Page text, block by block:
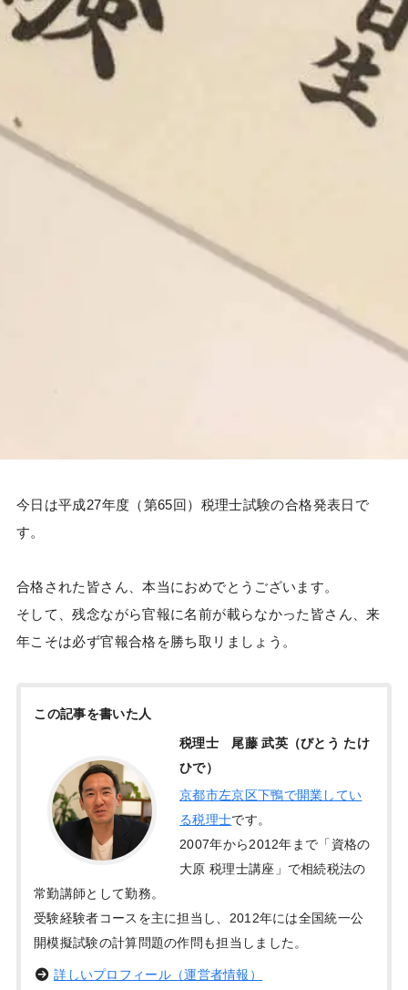
今日は平成27年度（第65回）税理士試験の合格発表日で
す。
合格された皆さん、本当におめでとうございます。
そして、残念ながら官報に名前が載らなかった皆さん、来
年こそは必ず官報合格を勝ち取リましょう。
この記事を書いた人
税理士 尾藤 武英（びとう たけ
ひで）
京都市左京区下鴨で開業してい
る税理士です。
2007年から2012年まで「資格の
大原 税理士講座」で相続税法の
常勤講師として勤務。
受験経験者コースを主に担当し、2012年には全国統一公
開模擬試験の計算問題の作問も担当しました。
詳しいプロフィール（運営者情報）